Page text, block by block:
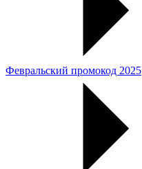
Февральский промокод 2025